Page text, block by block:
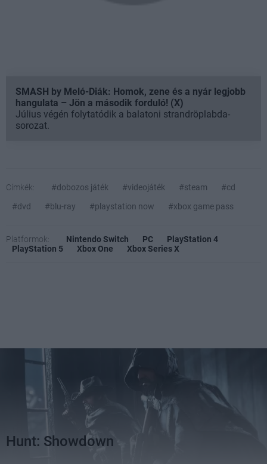
SMASH by Meló-Diák: Homok, zene és a nyár legjobb
hangulata – Jön a második forduló! (X)
Július végén folytatódik a balatoni strandröplabda-
sorozat.
Címkék: #dobozos játék #videojáték #steam
#cd
#dvd
#blu-ray #playstation now #xbox game pass
Platformok: Nintendo Switch PC
PlayStation 4
PlayStation 5
Xbox One Xbox Series X
Hunt: Showdown